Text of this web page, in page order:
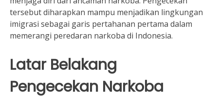
tersebut diharapkan mampu menjadikan lingkungan
imigrasi sebagai garis pertahanan pertama dalam
memerangi peredaran narkoba di Indonesia.
Latar Belakang
Pengecekan Narkoba